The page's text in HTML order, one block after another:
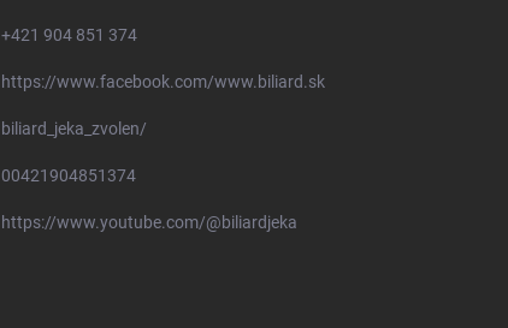
+421 904 851 374
https://www.facebook.com/www.biliard.sk
biliard_jeka_zvolen/
00421904851374
https://www.youtube.com/@biliardjeka